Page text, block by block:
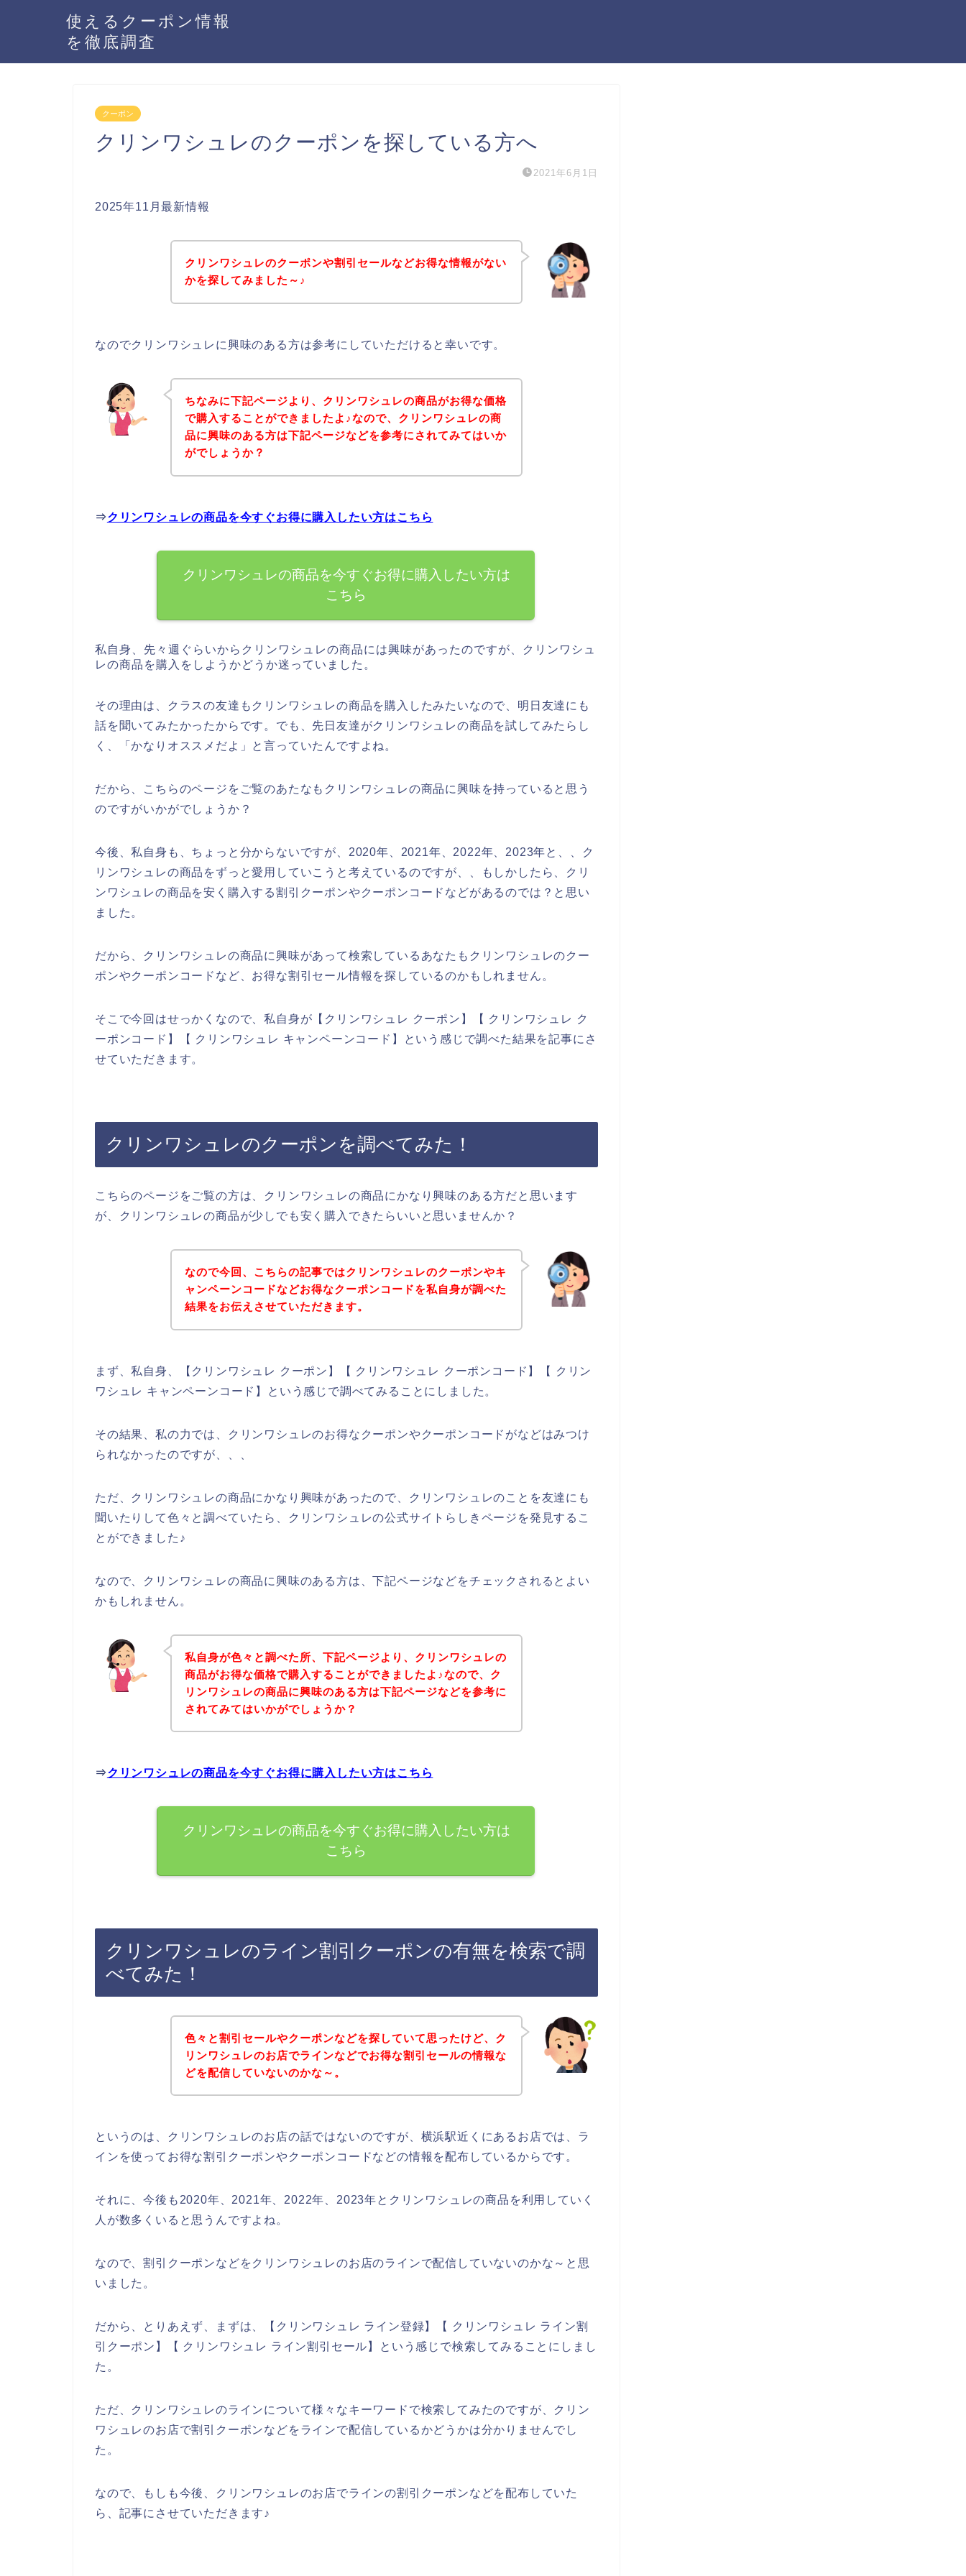
使えるクーポン情報
を徹底調査
クーポン
クリンワシュレのクーポンを探している方へ
2021年6月1日
2025年11月最新情報
クリンワシュレのクーポンや割引セールなどお得な情報がない
かを探してみました～♪
なのでクリンワシュレに興味のある方は参考にしていただけると幸いです。
ちなみに下記ページより、クリンワシュレの商品がお得な価格
で購入することができましたよ♪なので、クリンワシュレの商
品に興味のある方は下記ページなどを参考にされてみてはいか
がでしょうか？
⇒クリンワシュレの商品を今すぐお得に購入したい方はこちら
クリンワシュレの商品を今すぐお得に購入したい方は
こちら
私自身、先々週ぐらいからクリンワシュレの商品には興味があったのですが、クリンワシュ
レの商品を購入をしようかどうか迷っていました。
その理由は、クラスの友達もクリンワシュレの商品を購入したみたいなので、明日友達にも
話を聞いてみたかったからです。でも、先日友達がクリンワシュレの商品を試してみたらし
く、「かなりオススメだよ」と言っていたんですよね。
だから、こちらのページをご覧のあたなもクリンワシュレの商品に興味を持っていると思う
のですがいかがでしょうか？
今後、私自身も、ちょっと分からないですが、2020年、2021年、2022年、2023年と、、ク
リンワシュレの商品をずっと愛用していこうと考えているのですが、、もしかしたら、クリ
ンワシュレの商品を安く購入する割引クーポンやクーポンコードなどがあるのでは？と思い
ました。
だから、クリンワシュレの商品に興味があって検索しているあなたもクリンワシュレのクー
ポンやクーポンコードなど、お得な割引セール情報を探しているのかもしれません。
そこで今回はせっかくなので、私自身が【クリンワシュレ クーポン】【 クリンワシュレ ク
ーポンコード】【 クリンワシュレ キャンペーンコード】という感じで調べた結果を記事にさ
せていただきます。
クリンワシュレのクーポンを調べてみた！
こちらのページをご覧の方は、クリンワシュレの商品にかなり興味のある方だと思います
が、クリンワシュレの商品が少しでも安く購入できたらいいと思いませんか？
なので今回、こちらの記事ではクリンワシュレのクーポンやキ
ャンペーンコードなどお得なクーポンコードを私自身が調べた
結果をお伝えさせていただきます。
まず、私自身、【クリンワシュレ クーポン】【 クリンワシュレ クーポンコード】【 クリン
ワシュレ キャンペーンコード】という感じで調べてみることにしました。
その結果、私の力では、クリンワシュレのお得なクーポンやクーポンコードがなどはみつけ
られなかったのですが、、、
ただ、クリンワシュレの商品にかなり興味があったので、クリンワシュレのことを友達にも
聞いたりして色々と調べていたら、クリンワシュレの公式サイトらしきページを発見するこ
とができました♪
なので、クリンワシュレの商品に興味のある方は、下記ページなどをチェックされるとよい
かもしれません。
私自身が色々と調べた所、下記ページより、クリンワシュレの
商品がお得な価格で購入することができましたよ♪なので、ク
リンワシュレの商品に興味のある方は下記ページなどを参考に
されてみてはいかがでしょうか？
⇒クリンワシュレの商品を今すぐお得に購入したい方はこちら
クリンワシュレの商品を今すぐお得に購入したい方は
こちら
クリンワシュレのライン割引クーポンの有無を検索で調
べてみた！
色々と割引セールやクーポンなどを探していて思ったけど、ク
リンワシュレのお店でラインなどでお得な割引セールの情報な
どを配信していないのかな～。
というのは、クリンワシュレのお店の話ではないのですが、横浜駅近くにあるお店では、ラ
インを使ってお得な割引クーポンやクーポンコードなどの情報を配布しているからです。
それに、今後も2020年、2021年、2022年、2023年とクリンワシュレの商品を利用していく
人が数多くいると思うんですよね。
なので、割引クーポンなどをクリンワシュレのお店のラインで配信していないのかな～と思
いました。
だから、とりあえず、まずは、【クリンワシュレ ライン登録】【 クリンワシュレ ライン割
引クーポン】【 クリンワシュレ ライン割引セール】という感じで検索してみることにしまし
た。
ただ、クリンワシュレのラインについて様々なキーワードで検索してみたのですが、クリン
ワシュレのお店で割引クーポンなどをラインで配信しているかどうかは分かりませんでし
た。
なので、もしも今後、クリンワシュレのお店でラインの割引クーポンなどを配布していた
ら、記事にさせていただきます♪